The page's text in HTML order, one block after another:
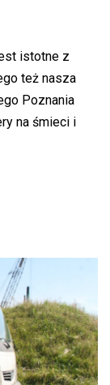
istotne z
też nasza
Poznania
na śmieci i